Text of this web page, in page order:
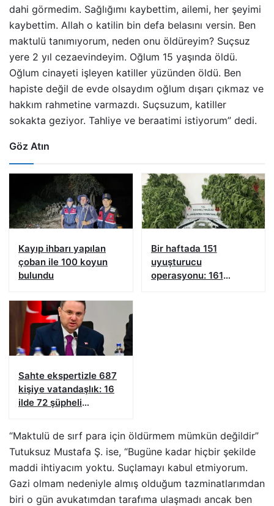
dahi görmedim. Sağlığımı kaybettim, ailemi, her şeyimi
kaybettim. Allah o katilin bin defa belasını versin. Ben
maktulü tanımıyorum, neden onu öldüreyim? Suçsuz
yere 2 yıl cezaevindeyim. Oğlum 15 yaşında öldü.
Oğlum cinayeti işleyen katiller yüzünden öldü. Ben
hapiste değil de evde olsaydım oğlum dışarı çıkmaz ve
hakkım rahmetine varmazdı. Suçsuzum, katiller
sokakta geziyor. Tahliye ve beraatimi istiyorum” dedi.
Göz Atın
Kayıp ihbarı yapılan
çoban ile 100 koyun
bulundu
Bir haftada 151
uyuşturucu
operasyonu: 161
Sahte ekspertizle 687
kişiye vatandaşlık: 16
ilde 72 şüpheli
“Maktulü de sırf para için öldürmem mümkün değildir”
Tutuksuz Mustafa Ş. ise, “Bugüne kadar hiçbir şekilde
maddi ihtiyacım yoktu. Suçlamayı kabul etmiyorum.
Gazi olmam nedeniyle almış olduğum tazminatlarımdan
biri o gün avukatımdan tarafıma ulaşmadı ancak ben